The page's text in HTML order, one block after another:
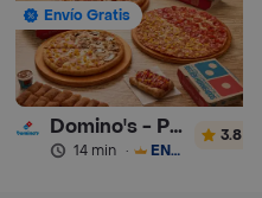
Envío Gratis
Domino's - Pizza
14 min · ENVÍO GRATIS
3.8